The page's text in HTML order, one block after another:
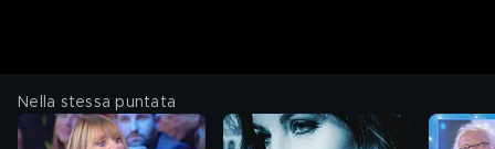
Nella stessa puntata